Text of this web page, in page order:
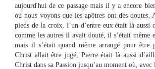
aujourd'hui de ce passage mais il y a encore bien
où nous voyons que les apôtres ont des doutes.
pieds de la croix, l’un d’entre eux était là aussi
comme les autres il avait douté, il s’était même
mais il s’était quand même arrangé pour
Christ allait être jugé, Pierre était là aussi
Christ dans sa Passion jusqu’au moment où,